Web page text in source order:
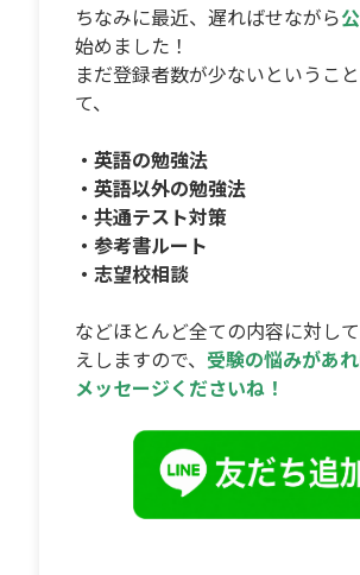
ちなみに最近、遅ればせながら
始めました！
まだ登録者数が少ないというこ
て、
・英語の勉強法
・英語以外の勉強法
・共通テスト対策
・参考書ルート
・志望校相談
などほとんど全ての内容に対し
えしますので、 受験の悩みがあ
メッセージくださいね！